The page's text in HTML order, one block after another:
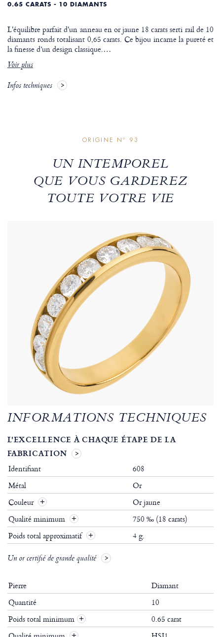
0.65 CARATS - 10 DIAMANTS
L'équilibre parfait d'un anneau en or jaune 18 carats serti rail de 10
diamants ronds totalisant 0,65 carats. Ce bijou incarne la pureté et
la finesse d’un design classique.…
Voir plus
Infos techniques
ORIGINE Nº 93
UN INTEMPOREL
QUE VOUS GARDEREZ
TOUTE VOTRE VIE
INFORMATIONS TECHNIQUES
L'EXCELLENCE À CHAQUE ÉTAPE DE LA
FABRICATION
Identifiant
608
Métal
Or
Couleur
Or jaune
Qualité minimum
750 ‰ (18 carats)
Poids total approximatif
4 g.
Un or certifié de grande qualité
Pierre
Diamant
Quantité
10
Poids total minimum +
0.65 carat